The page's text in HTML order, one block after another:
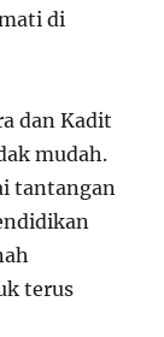
di
dan Kadit
mudah.
tantangan
terus